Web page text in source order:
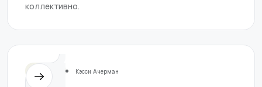
коллективно.
Кэсси Ачерман